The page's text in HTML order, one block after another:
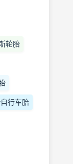
轮胎
行车胎